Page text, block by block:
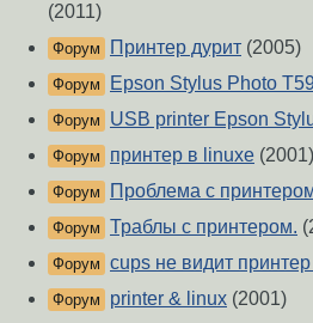
(2011)
Форум Принтер дурит (2005)
Форум Epson Stylus Photo T59
Форум USB printer Epson
Форум принтер в linuxe (2001)
Форум Проблема с
Форум Траблы с принтером.
Форум cups не видит
Форум printer & linux (2001)